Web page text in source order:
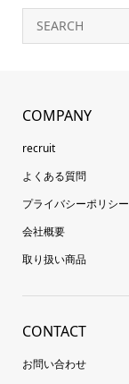
COMPANY
recruit
よくある質問
プライバシーポリシー
会社概要
取り扱い商品
CONTACT
お問い合わせ